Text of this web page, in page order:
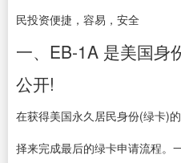
民投资便捷，容易，安全
一、EB-1A 是美国身
公开!
在获得美国永久居民身份(绿卡)
择来完成最后的绿卡申请流程。